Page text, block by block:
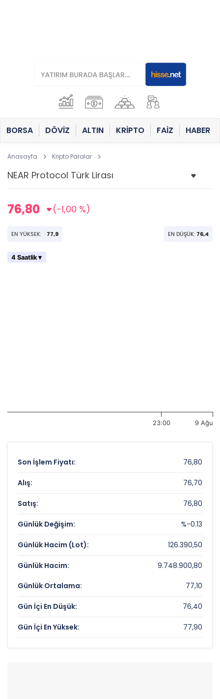
BORSA DÖVİZ ALTIN KRİPTO FAİZ HABER
Anasayfa Kripto Paralar
76,80 (-1,00 %)
EN YÜKSEK: 77,9 EN DÜŞÜK: 76,4
4 Saatlik ▾
23:00 9 Ağu
Son İşlem Fiyatı: 76,80
Alış: 76,70
Satış: 76,80
Günlük Değişim: %-0.13
Günlük Hacim (Lot): 126.390,50
Günlük Hacim: 9.748.900,80
Günlük Ortalama: 77,10
Gün İçi En Düşük: 76,40
Gün İçi En Yüksek: 77,90